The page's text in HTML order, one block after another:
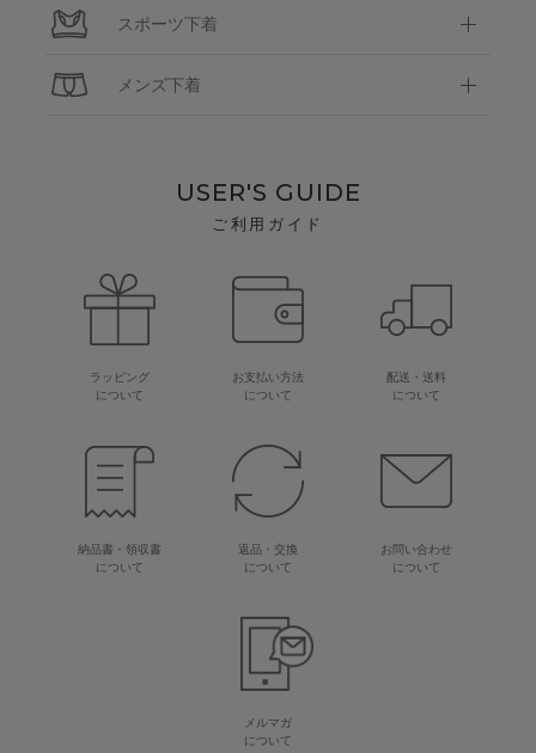
スポーツ下着
メンズ下着
USER'S GUIDE
ご利用ガイド
ラッピング
について
お支払い方法
について
配送・送料
について
納品書・領収書
について
返品・交換
について
お問い合わせ
について
メルマガ
について